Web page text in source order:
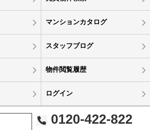
マンションカタログ
スタッフブログ
物件閲覧履歴
ログイン
0120-422-822